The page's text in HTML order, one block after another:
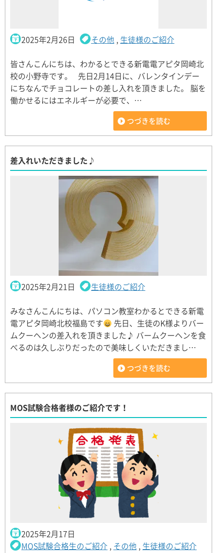
2025年2月26日 その他 , 生徒様のご紹介
皆さんこんにちは、わかるとできる新電電アピタ岡崎北
校の小野寺です。 先日2月14日に、バレンタインデー
にちなんでチョコレートの差し入れを頂きました。 脳を
働かせるにはエネルギーが必要で、…
つづきを読む
差入れいただきました♪
2025年2月21日 生徒様のご紹介
みなさんこんにちは、パソコン教室わかるとできる新電
電アピタ岡崎北校福島です
先日、生徒のK様よりバー
ムクーヘンの差入れを頂きました♪ バームクーヘンを食
べるのは久しぶりだったので美味しくいただきまし…
つづきを読む
MOS試験合格者様のご紹介です！
2025年2月17日
MOS試験合格生のご紹介 , その他 , 生徒様のご紹介